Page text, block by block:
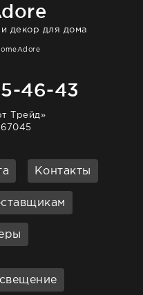
декор для дома
46-43
Трейд»
Контакты